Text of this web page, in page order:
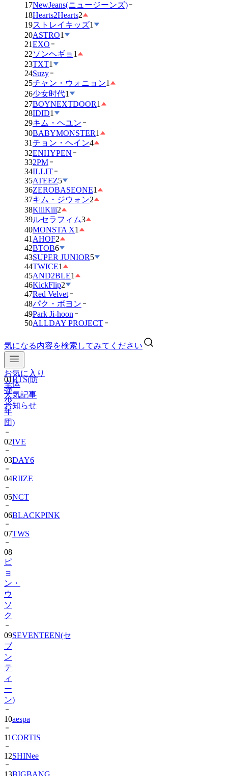
17NewJeans(ニュージーンズ)
18Hearts2Hearts2
19ストレイキッズ1
20ASTRO1
21EXO
22ソンヘギョ 1
23TXT1
24Suzy
25チャン・ウォニョン1
26少女时代1
27BOYNEXTDOOR1
28IDID1
29キム・ヘユン
30BABYMONSTER1
31チョン・ヘイン4
32ENHYPEN
332PM
34ILLIT
35ATEEZ5
36ZEROBASEONE1
37キム・ジウォン2
38KiiiKiii2
39ルセラフィム3
40MONSTA X1
41 AHOF2
42BTOB6
43SUPER JUNIOR5
44TWICE1
45AND2BLE1
46KickFlip2
47Red Velvet
48パク・ボヨン
49Park Ji-hoon
50ALLDAY PROJECT
気になる内容を検索してみてください
お気に入り
全体
人気記事
お知らせ
01BTS(防
弾
少
年
団)
02IVE
03DAY6
04RIIZE
05NCT
06BLACKPINK
07TWS
08
ピ
ョ
ン・
ウ
ソ
ク
09SEVENTEEN(セ
ブ
ン
テ
ィ
ー
ン)
10aespa
11CORTIS
12SHINee
13BIGBANG